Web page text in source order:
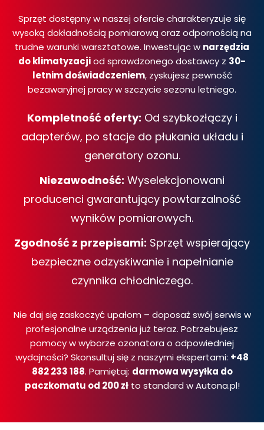
Sprzęt dostępny w naszej ofercie charakteryzuje się
wysoką dokładnością pomiarową oraz odpornością na
trudne warunki warsztatowe. Inwestując w narzędzia
do klimatyzacjiod sprawdzonego dostawcy z 30-
letnim doświadczeniem, zyskujesz pewność
bezawaryjnej pracy w szczycie sezonu letniego.
Kompletność oferty: Od szybkozłączy i
adapterów, po stacje do płukania układu i
generatory ozonu.
Niezawodność: Wyselekcjonowani
producenci gwarantujący powtarzalność
wyników pomiarowych.
Zgodność z przepisami: Sprzęt wspierający
bezpieczne odzyskiwanie i napełnianie
czynnika chłodniczego.
Nie daj się zaskoczyć upałom – doposaż swój serwis w
profesjonalne urządzenia już teraz. Potrzebujesz
pomocy w wyborze ozonatora o odpowiedniej
wydajności? Skonsultuj się z naszymi ekspertami: +48
882 233 188. Pamiętaj: darmowa wysyłka do
paczkomatu od 200 złto standard w Autona.pl!